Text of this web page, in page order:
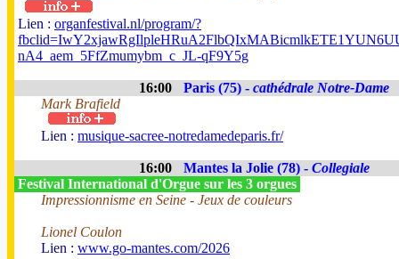
Lien : organfestival.nl/program/?
nA4_aem_5FfZmumybm_c_JL-qF9Y5g
16:00 Paris (75) - cathédrale Notre-Dame
Mark Brafield
Lien : musique-sacree-notredamedeparis.fr/
16:00 Mantes la Jolie (78) - Collegiale
Festival International d'Orgue sur les 3 orgues
Impressionnisme en Seine - Jeux de couleurs
Lionel Coulon
Lien : www.go-mantes.com/2026